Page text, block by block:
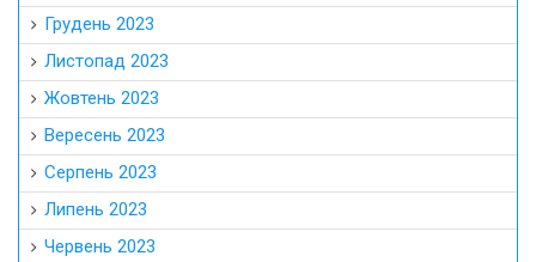
Грудень 2023
Листопад 2023
Жовтень 2023
Вересень 2023
Серпень 2023
Липень 2023
Червень 2023